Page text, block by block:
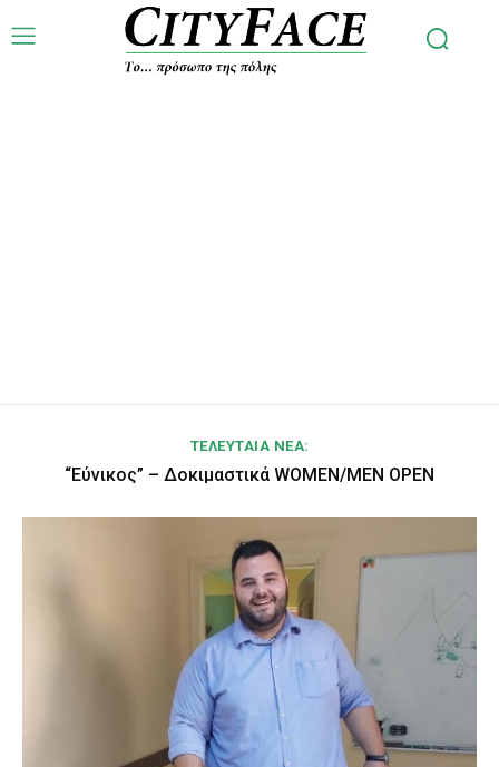
ΤΕΛΕΥΤΑΙΑ ΝΕΑ:
“Εύνικος” – Δοκιμαστικά WOMEN/MEN OPEN
EKTAKTO – Νεκρός εντοπίστηκε 72χρονος σε